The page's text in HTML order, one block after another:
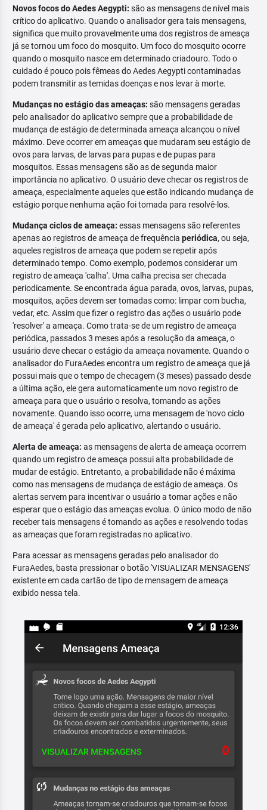
Novos focos do Aedes Aegypti: são as mensagens de nível mais
crítico do aplicativo. Quando o analisador gera tais mensagens,
significa que muito provavelmente uma dos registros de ameaça
já se tornou um foco do mosquito. Um foco do mosquito ocorre
quando o mosquito nasce em determinado criadouro. Todo o
cuidado é pouco pois fêmeas do Aedes Aegypti contaminadas
podem transmitir as temidas doenças e nos levar à morte.
Mudanças no estágio das ameaças: são mensagens geradas
pelo analisador do aplicativo sempre que a probabilidade de
mudança de estágio de determinada ameaça alcançou o nível
máximo. Deve ocorrer em ameaças que mudaram seu estágio de
ovos para larvas, de larvas para pupas e de pupas para
mosquitos. Essas mensagens são as de segunda maior
importância no aplicativo. O usuário deve checar os registros de
ameaça, especialmente aqueles que estão indicando mudança de
estágio porque nenhuma ação foi tomada para resolvê-los.
Mudança ciclos de ameaça: essas mensagens são referentes
apenas ao registros de ameaça de frequência periódica, ou seja,
aqueles registros de ameaça que podem se repetir após
determinado tempo. Como exemplo, podemos considerar um
registro de ameaça 'calha'. Uma calha precisa ser checada
periodicamente. Se encontrada água parada, ovos, larvas, pupas,
mosquitos, ações devem ser tomadas como: limpar com bucha,
vedar, etc. Assim que fizer o registro das ações o usuário pode
'resolver' a ameaça. Como trata-se de um registro de ameaça
periódica, passados 3 meses após a resolução da ameaça, o
usuário deve checar o estágio da ameaça novamente. Quando o
analisador do FuraAedes encontra um registro de ameaça que já
possui mais que o tempo de checagem (3 meses) passado desde
a última ação, ele gera automaticamente um novo registro de
ameaça para que o usuário o resolva, tomando as ações
novamente. Quando isso ocorre, uma mensagem de 'novo ciclo
de ameaça' é gerada pelo aplicativo, alertando o usuário.
Alerta de ameaça: as mensagens de alerta de ameaça ocorrem
quando um registro de ameaça possui alta probabilidade de
mudar de estágio. Entretanto, a probabilidade não é máxima
como nas mensagens de mudança de estágio de ameaça. Os
alertas servem para incentivar o usuário a tomar ações e não
esperar que o estágio das ameaças evolua. O único modo de não
receber tais mensagens é tomando as ações e resolvendo todas
as ameaças que foram registradas no aplicativo.
Para acessar as mensagens geradas pelo analisador do
FuraAedes, basta pressionar o botão 'VISUALIZAR MENSAGENS'
existente em cada cartão de tipo de mensagem de ameaça
exibido nessa tela.